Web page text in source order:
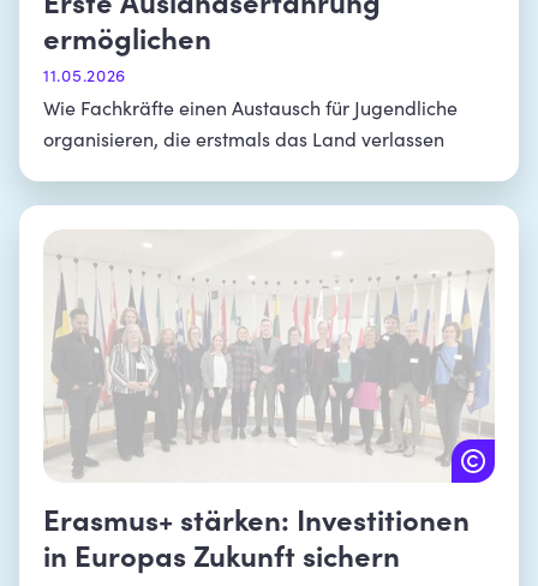
Erste Auslandserfahrung
ermöglichen
11.05.2026
Wie Fachkräfte einen Austausch für Jugendliche
organisieren, die erstmals das Land verlassen
Erasmus+ stärken: Investitionen
in Europas Zukunft sichern